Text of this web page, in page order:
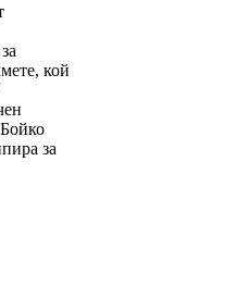
кой
за